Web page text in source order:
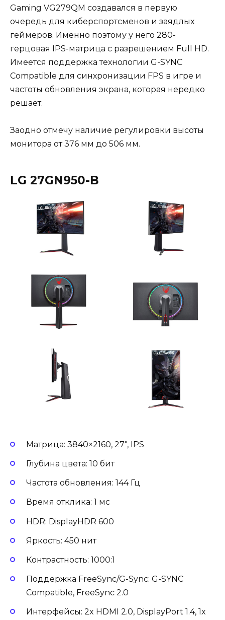
Gaming VG279QM создавался в первую
очередь для киберспортсменов и заядлых
геймеров. Именно поэтому у него 280-
герцовая IPS-матрица с разрешением Full HD.
Имеется поддержка технологии G-SYNC
Compatible для синхронизации FPS в игре и
частоты обновления экрана, которая нередко
решает.
Заодно отмечу наличие регулировки высоты
монитора от 376 мм до 506 мм.
LG 27GN950-B
Матрица: 3840×2160, 27″, IPS
Глубина цвета: 10 бит
Частота обновления: 144 Гц
Время отклика: 1 мс
HDR: DisplayHDR 600
Яркость: 450 нит
Контрастность: 1000:1
Поддержка FreeSync/G-Sync: G-SYNC
Compatible, FreeSync 2.0
Интерфейсы: 2x HDMI 2.0, DisplayPort 1.4, 1x